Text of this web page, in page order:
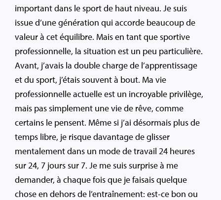
important dans le sport de haut niveau. Je suis
issue d’une génération qui accorde beaucoup de
valeur à cet équilibre. Mais en tant que sportive
professionnelle, la situation est un peu particulière.
Avant, j’avais la double charge de l’apprentissage
et du sport, j’étais souvent à bout. Ma vie
professionnelle actuelle est un incroyable privilège,
mais pas simplement une vie de rêve, comme
certains le pensent. Même si j’ai désormais plus de
temps libre, je risque davantage de glisser
mentalement dans un mode de travail 24 heures
sur 24, 7 jours sur 7. Je me suis surprise à me
demander, à chaque fois que je faisais quelque
chose en dehors de l’entraînement: est-ce bon ou